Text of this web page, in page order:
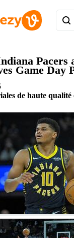
Pacers
Game Day
de haute